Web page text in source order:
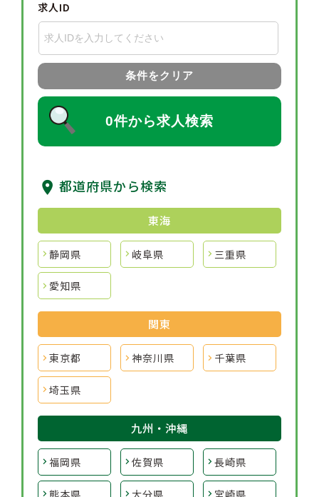
求人ID
条件をクリア
0件から求人検索
都道府県から検索
東海
静岡県 岐阜県 三重県
愛知県
関東
東京都 神奈川県 千葉県
埼玉県
九州・沖縄
福岡県 佐賀県 長崎県
熊本県 大分県 宮崎県